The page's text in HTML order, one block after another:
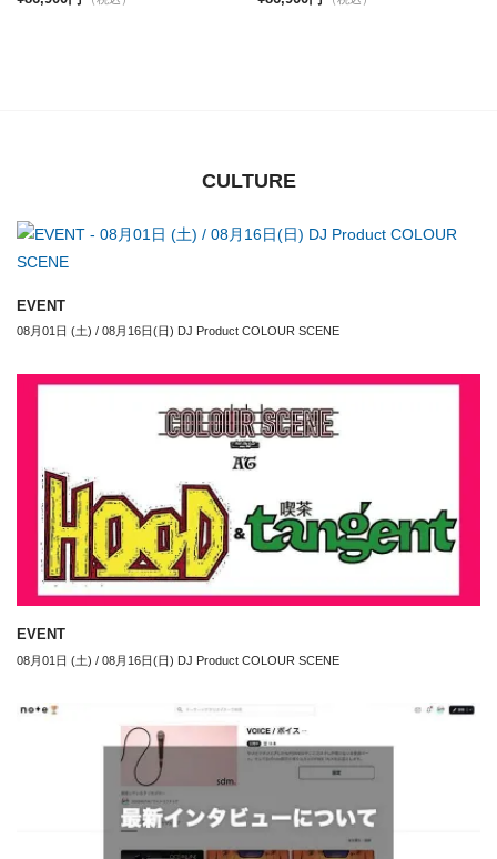
CULTURE
EVENT
08月01日 (土) / 08月16日(日) DJ Product COLOUR SCENE
EVENT
08月01日 (土) / 08月16日(日) DJ Product COLOUR SCENE